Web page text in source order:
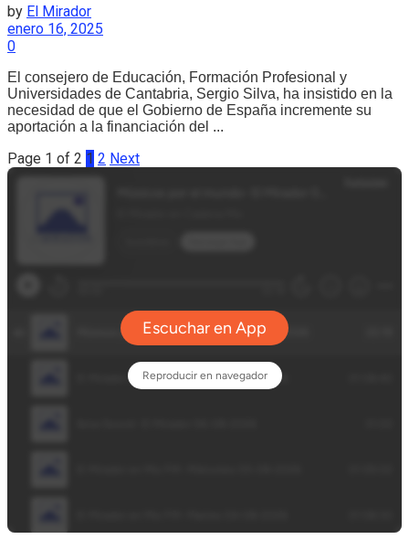
by El Mirador
enero 16, 2025
0
El consejero de Educación, Formación Profesional y
Universidades de Cantabria, Sergio Silva, ha insistido en la
necesidad de que el Gobierno de España incremente su
aportación a la financiación del ...
Page 1 of 2 1 2 Next